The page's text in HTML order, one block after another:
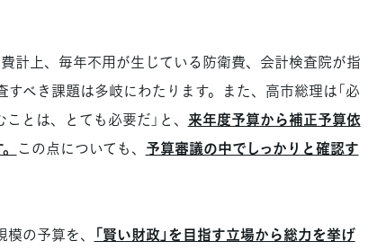
計上、毎年不用が生じている防衛費、会計検査院が指
すべき課題は多岐にわたります。また、高市総理は「必
とは、とても必要だ」と、 来年度予算から補正予算依
この点についても、 予算審議の中でしっかりと確認す
の予算を、
「賢い財政」を目指す立場から総力を挙げ